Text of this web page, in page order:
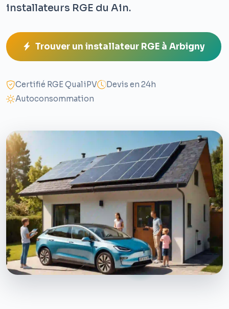
installateurs RGE du Ain.
Trouver un installateur RGE à Arbigny
Certifié RGE QualiPV
Devis en 24h
Autoconsommation